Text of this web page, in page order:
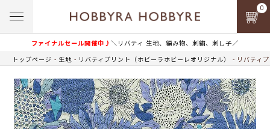
ファイナルセール開催中♪＼リバティ 生地、編み物、刺繍、刺し子／
0
トップページ 生地 リバティプリント（ホビーラホビーレオリジナル） リバティ